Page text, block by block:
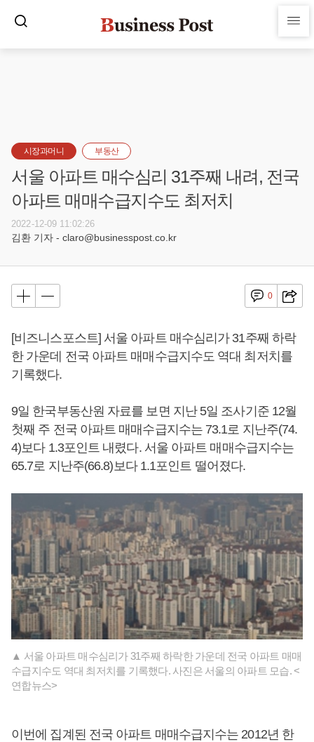
시장과머니 부동산
서울 아파트 매수심리 31주째 내려, 전국
아파트 매매수급지수도 최저치
2022-12-09 11:02:26
김환 기자 - claro@businesspost.co.kr
0
[비즈니스포스트] 서울 아파트 매수심리가 31주째 하락
한 가운데 전국 아파트 매매수급지수도 역대 최저치를
기록했다.
9일 한국부동산원 자료를 보면 지난 5일 조사기준 12월
첫째 주 전국 아파트 매매수급지수는 73.1로 지난주(74.
4)보다 1.3포인트 내렸다. 서울 아파트 매매수급지수는
65.7로 지난주(66.8)보다 1.1포인트 떨어졌다.
▲ 서울 아파트 매수심리가 31주째 하락한 가운데 전국 아파트 매매
수급지수도 역대 최저치를 기록했다. 사진은 서울의 아파트 모습. <
연합뉴스>
이번에 집계된 전국 아파트 매매수급지수는 2012년 한